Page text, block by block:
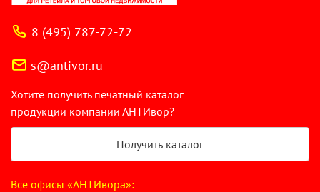
8 (495) 787-72-72
s@antivor.ru
Хотите получить печатный каталог
продукции компании АНТИвор?
Получить каталог
Все офисы «АНТИвора»: